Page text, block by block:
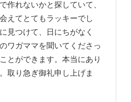
作れないかと探していて、
えてとてもラッキーでし
見つけて、日にちがなく
ワガママを聞いてくださっ
とができます。本当にあり
取り急ぎ御礼申し上げま